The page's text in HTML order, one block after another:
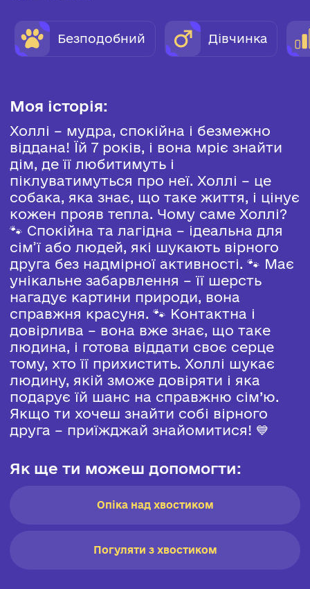
Безподобний Дівчинка
Моя історія:
Холлі – мудра, спокійна і безмежно
віддана! Їй 7 років, і вона мріє знайти
дім, де її любитимуть і
піклуватимуться про неї. Холлі – це
собака, яка знає, що таке життя, і цінує
кожен прояв тепла. Чому саме Холлі?
🐾 Спокійна та лагідна – ідеальна для
сім’ї або людей, які шукають вірного
друга без надмірної активності. 🐾 Має
унікальне забарвлення – її шерсть
нагадує картини природи, вона
справжня красуня. 🐾 Контактна і
довірлива – вона вже знає, що таке
людина, і готова віддати своє серце
тому, хто її прихистить. Холлі шукає
людину, якій зможе довіряти і яка
подарує їй шанс на справжню сім’ю.
Якщо ти хочеш знайти собі вірного
друга – приїжджай знайомитися! 💙
Як ще ти можеш допомогти:
Опіка над хвостиком
Погуляти з хвостиком